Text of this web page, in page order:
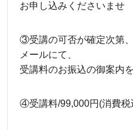
お申し込みくださいませ
③受講の可否が確定次第、
メールにて、
受講料のお振込の御案内
④受講料/99,000円(消費税